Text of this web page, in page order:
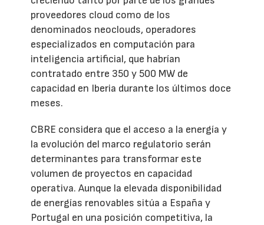
proveedores cloud como de los
denominados neoclouds, operadores
especializados en computación para
inteligencia artificial, que habrían
contratado entre 350 y 500 MW de
capacidad en Iberia durante los últimos doce
meses.
CBRE considera que el acceso a la energía y
la evolución del marco regulatorio serán
determinantes para transformar este
volumen de proyectos en capacidad
operativa. Aunque la elevada disponibilidad
de energías renovables sitúa a España y
Portugal en una posición competitiva, la